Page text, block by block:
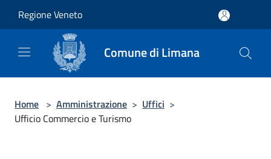
Regione Veneto
Comune di Limana
Home > Amministrazione > Uffici >
Ufficio Commercio e Turismo